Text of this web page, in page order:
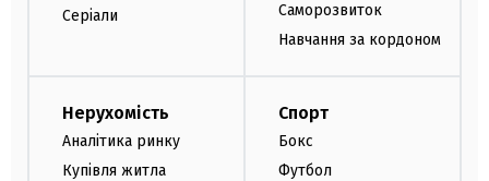
Серіали
Саморозвиток
Навчання за кордоном
Нерухомість
Аналітика ринку
Купівля житла
Спорт
Бокс
Футбол